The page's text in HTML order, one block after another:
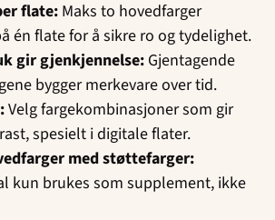
flate: Maks to hovedfarger
én flate for å sikre ro og tydelighet.
gir gjenkjennelse: Gjentagende
bygger merkevare over tid.
Velg fargekombinasjoner som gir
spesielt i digitale flater.
med støttefarger:
kun brukes som supplement, ikke